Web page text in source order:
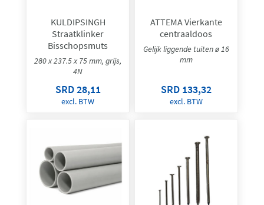
KULDIPSINGH
Straatklinker
Bisschopsmuts
280 x 237.5 x 75 mm, grijs,
4N
SRD 28,11
excl. BTW
ATTEMA Vierkante
centraaldoos
Gelijk liggende tuiten ø 16
mm
SRD 133,32
excl. BTW